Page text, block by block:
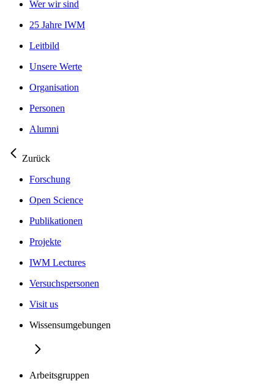
Wer wir sind
25 Jahre IWM
Leitbild
Unsere Werte
Organisation
Personen
Alumni
Zurück
Forschung
Open Science
Publikationen
Projekte
IWM Lectures
Versuchspersonen
Visit us
Wissensumgebungen
Arbeitsgruppen